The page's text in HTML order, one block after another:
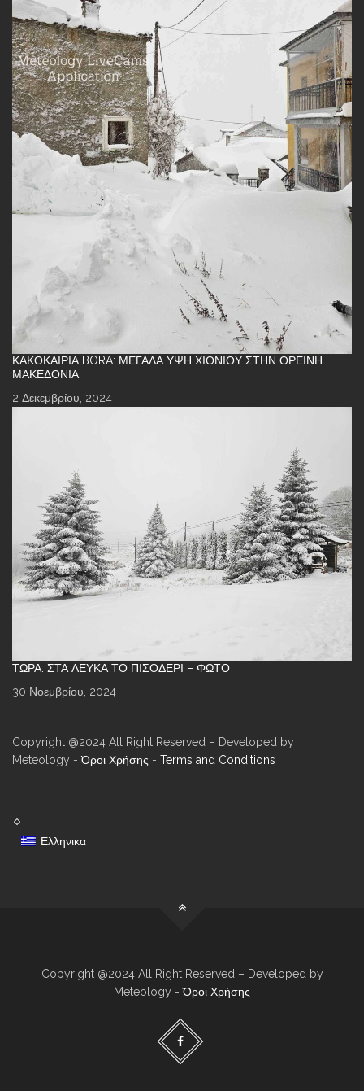
ΚΑΚΟΚΑΙΡΊΑ BORA: ΜΕΓΆΛΑ ΎΨΗ ΧΙΟΝΙΟΎ ΣΤΗΝ ΟΡΕΙΝΉ
ΜΑΚΕΔΟΝΊΑ
2 Δεκεμβρίου, 2024
ΤΏΡΑ: ΣΤΑ ΛΕΥΚΆ ΤΟ ΠΙΣΟΔΈΡΙ – ΦΩΤΌ
30 Νοεμβρίου, 2024
Copyright @2024 All Right Reserved – Developed by
Meteology -Όροι Χρήσης - Terms and Conditions
Ελληνικα
Copyright @2024 All Right Reserved – Developed by
Meteology -Όροι Χρήσης